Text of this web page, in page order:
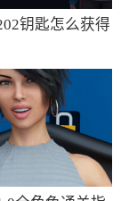
动手指操作飞
关卡以及机
可玩性。当
钥匙怎么获得